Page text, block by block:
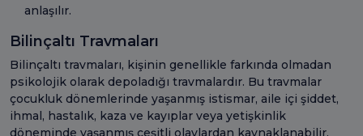
anlaşılır.
Bilinçaltı Travmaları
Bilinçaltı travmaları, kişinin genellikle farkında olmadan
psikolojik olarak depoladığı travmalardır. Bu travmalar
çocukluk dönemlerinde yaşanmış istismar, aile içi şiddet,
ihmal, hastalık, kaza ve kayıplar veya yetişkinlik
döneminde yaşanmış çeşitli olaylardan kaynaklanabilir.